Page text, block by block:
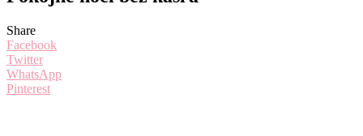
Share
Facebook
Twitter
WhatsApp
Pinterest